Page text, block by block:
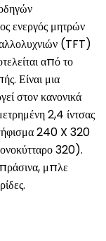
ενεργός μητρών
(TFT)
από το
Είναι μια
στον κανονικά
2,4 ίντσας
240 X 320
320).
πράσινα, μπλε